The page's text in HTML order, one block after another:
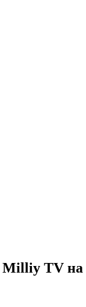
Milliy TV на